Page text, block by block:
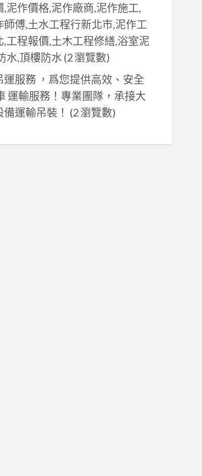
,泥作價格,泥作廠商,泥作施工,
師傅,土水工程行新北市,泥作工
,工程報價,土木工程修繕,浴室泥
水,頂樓防水(2 瀏覽數)
運服務 ，爲您提供高效、安全
運輸服務！專業團隊，承接大
運輸吊裝！ (2 瀏覽數)